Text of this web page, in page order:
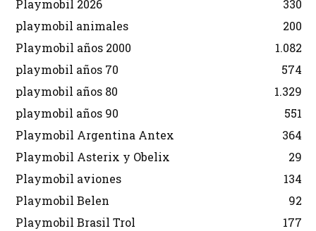
Playmobil 2026
330
playmobil animales
200
Playmobil años 2000
1.082
playmobil años 70
574
playmobil años 80
1.329
playmobil años 90
551
Playmobil Argentina Antex
364
Playmobil Asterix y Obelix
29
Playmobil aviones
134
Playmobil Belen
92
Playmobil Brasil Trol
177